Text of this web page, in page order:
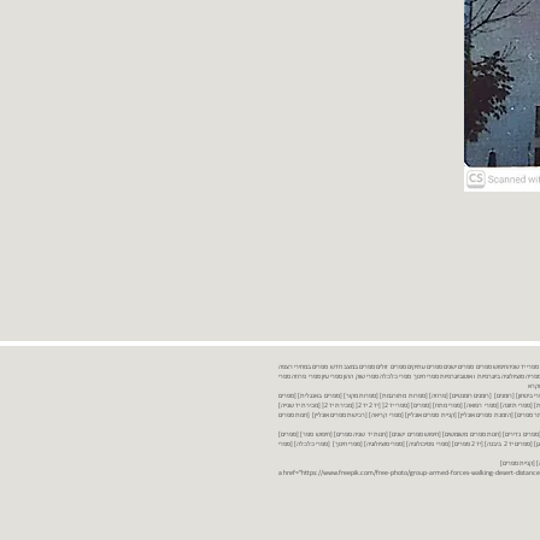
ספרים יד שניה ספרים משומשים ספרים חדשים ספרים יד 2 מכירת ספרים יד שניה ספרי יד שניהחיפוש ספרים ספרים ישנים ספרים עתיקים ספרים זולים ספרים במצב חדש ספרים במחירי רצפה
במבצע ספרים יד 2 ברמת גן ספרים יד 2 ביבנה יד 2 ספרים ספרי פסיכולוגיה ספריה סוציולוגיה ביוגרפיות ו אוטוביוגרפיות ספרי חינוך ספרי כלכלה ספרי שוק ההון ספרי עיון ספרי פרוזה ספרי
ביטחון] [רומנים] [רומנים רומנטיים] [פרוזה] [ספרות מתורגמת] [ספרות מקור] [ספרים באנגלית] [ספרים
חדשים מהחנות] [ספרים מומלצים] [ספרי בישול] [ספרי עידן חדש] [ספרי עסקים] [ספרי מורשת] [מחזות] [ספרי שירה] [ספרי בריאות] [ספרי תזונה] [ספרי רפואה] [ספרי מתח] [ספרים] [ספרי יד 2[ [יד 2 יד 2[ [מכירת יד 2[ [מכירת יד שנייה]
יד 2[ [ספר] [ספרים יד 2[ [הזמנת ספרים] [יד 2 ספרים] [ספרים בזול] [אתר ספרים] [הזמנת ספרים אונליין] [קניית ספרים אונליין] [ספרי קריאה] [רכישת ספרים אונליין] [חנות ספרים
נדירים] [חנות ספרים משומשים] [חיפוש ספרים ישנים] [חנות יד שניה ספרים] [חיפוש ספר] [ספרים]
[חנות ספרים זולים] [ספרים חדשים] [ספרים במחירי רצפה] [ספרים במשלוח חינם] [ספרים במשלוח עד הבית] [ספרים יד 2 ברמת גן] [ספרים יד 2 ביבנה] [יד 2 ספרים] [ספרי פסיכולוגיה] [ספרי סוציולוגיה] [ספרי חינוך] [ספרי כלכלה] [ספרי
[קניית ספרים]
<a href="https://www.freepik.com/free-photo/group-armed-forces-walking-desert-